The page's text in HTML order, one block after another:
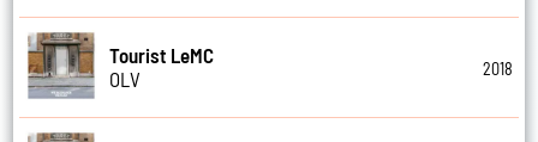
Tourist LeMC
OLV
2018